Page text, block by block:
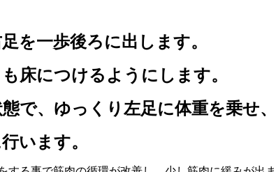
を一歩後ろに出します。
床につけるようにします。
で、ゆっくり左足に体重を乗せ
います。